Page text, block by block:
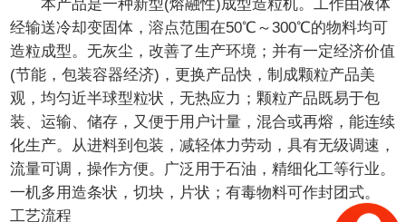
本产品是一种新型(熔融性)成型造粒机。工作由液体
经输送冷却变固体，溶点范围在50℃～300℃的物料均可
造粒成型。无灰尘，改善了生产环境；并有一定经济价值
(节能，包装容器经济)，更换产品快，制成颗粒产品美
观，均匀近半球型粒状，无热应力；颗粒产品既易于包
装、运输、储存，又便于用户计量，混合或再熔，能连续
化生产。从进料到包装，减轻体力劳动，具有无级调速，
流量可调，操作方便。广泛用于石油，精细化工等行业。
一机多用造条状，切块，片状；有毒物料可作封团式。
工艺流程